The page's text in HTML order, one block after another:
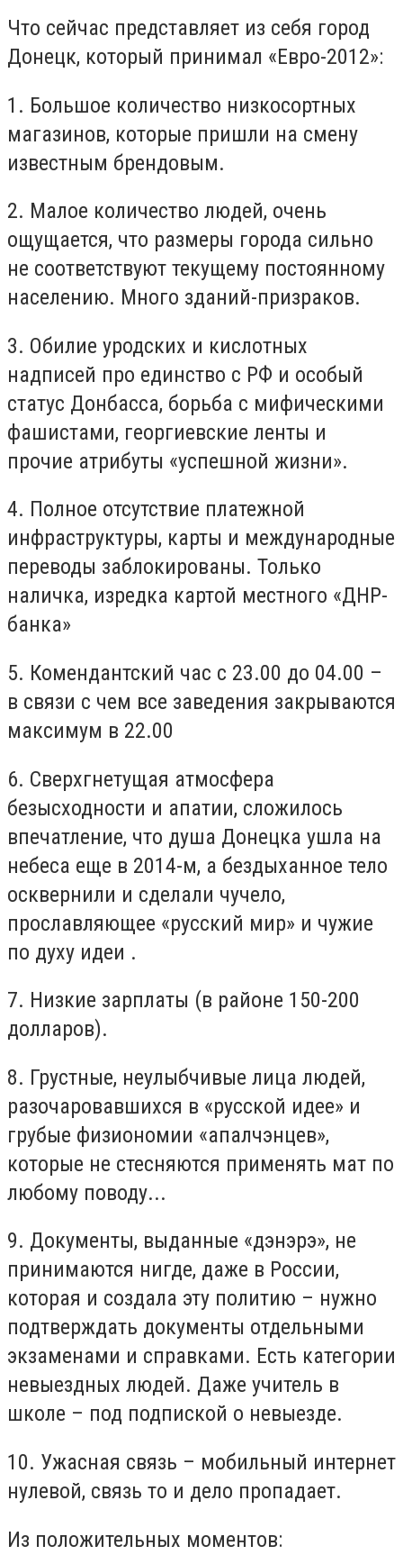
Что сейчас представляет из себя город
Донецк, который принимал «Евро-2012»:
1. Большое количество низкосортных
магазинов, которые пришли на смену
известным брендовым.
2. Малое количество людей, очень
ощущается, что размеры города сильно
не соответствуют текущему постоянному
населению. Много зданий-призраков.
3. Обилие уродских и кислотных
надписей про единство с РФ и особый
статус Донбасса, борьба с мифическими
фашистами, георгиевские ленты и
прочие атрибуты «успешной жизни».
4. Полное отсутствие платежной
инфраструктуры, карты и международные
переводы заблокированы. Только
наличка, изредка картой местного «ДНР-
банка»
5. Комендантский час с 23.00 до 04.00 –
в связи с чем все заведения закрываются
максимум в 22.00
6. Сверхгнетущая атмосфера
безысходности и апатии, сложилось
впечатление, что душа Донецка ушла на
небеса еще в 2014-м, а бездыханное тело
осквернили и сделали чучело,
прославляющее «русский мир» и чужие
по духу идеи .
7. Низкие зарплаты (в районе 150-200
долларов).
8. Грустные, неулыбчивые лица людей,
разочаровавшихся в «русской идее» и
грубые физиономии «апалчэнцев»,
которые не стесняются применять мат по
любому поводу...
9. Документы, выданные «дэнэрэ», не
принимаются нигде, даже в России,
которая и создала эту политию – нужно
подтверждать документы отдельными
экзаменами и справками. Есть категории
невыездных людей. Даже учитель в
школе – под подпиской о невыезде.
10. Ужасная связь – мобильный интернет
нулевой, связь то и дело пропадает.
Из положительных моментов: